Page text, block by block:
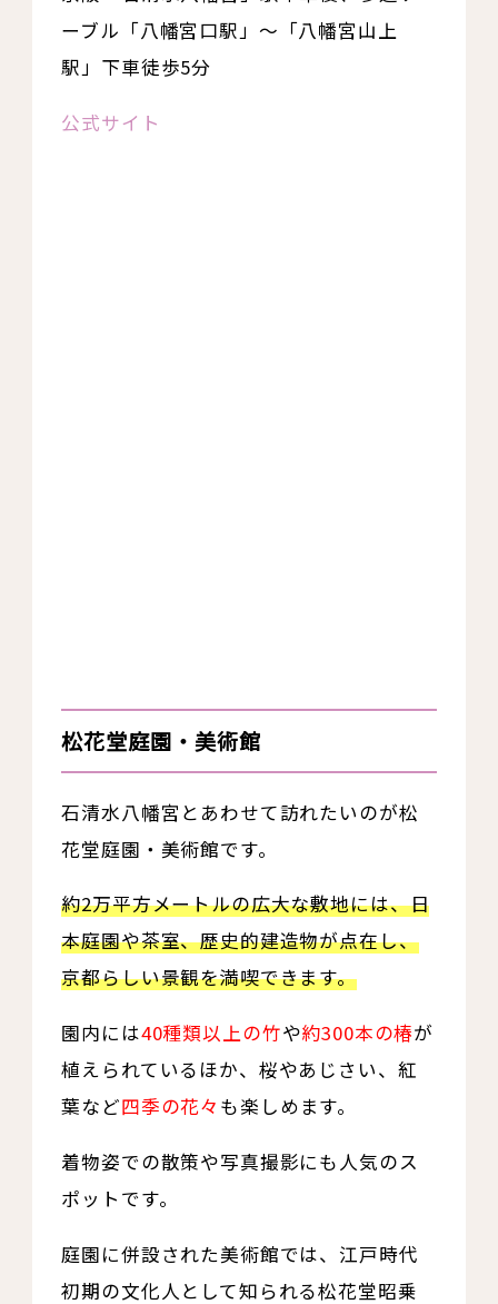
ーブル「八幡宮口駅」～「八幡宮山上
駅」下車徒歩5分
公式サイト
松花堂庭園・美術館
石清水八幡宮とあわせて訪れたいのが松
花堂庭園・美術館です。
約2万平方メートルの広大な敷地には、日
本庭園や茶室、歴史的建造物が点在し、
京都らしい景観を満喫できます。
園内には40種類以上の竹や約300本の椿が
植えられているほか、桜やあじさい、紅
葉など四季の花々 も楽しめます。
着物姿での散策や写真撮影にも人気のス
ポットです。
庭園に併設された美術館では、江戸時代
初期の文化人として知られる松花堂昭乗